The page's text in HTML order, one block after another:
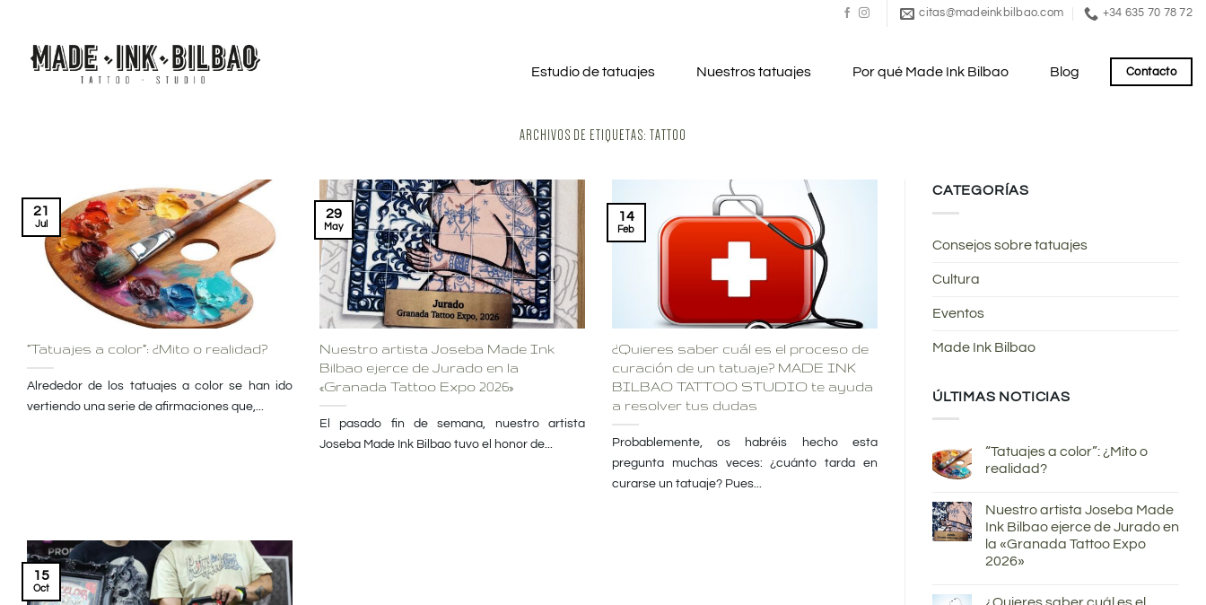
contenido
citas@madeinkbilbao.com +34 635 70 78 72
Estudio de tatuajes Nuestros tatuajes Por qué Made Ink Bilbao Blog Contacto
ARCHIVOS DE ETIQUETAS:TATTOO
“Tatuajes a color”: ¿Mito o realidad?
Alrededor de los tatuajes a color se han ido
vertiendo una serie de afirmaciones que,...
21
Jul
Nuestro artista Joseba Made Ink
Bilbao ejerce de Jurado en la
«Granada Tattoo Expo 2026»
El pasado fin de semana, nuestro artista
Joseba Made Ink Bilbao tuvo el honor de...
29
May
¿Quieres saber cuál es el proceso de
curación de un tatuaje? MADE INK
BILBAO TATTOO STUDIO te ayuda
a resolver tus dudas
Probablemente, os habréis hecho esta
pregunta muchas veces: ¿cuánto tarda en
curarse un tatuaje? Pues...
14
Feb
15
Oct
CATEGORÍAS
Consejos sobre tatuajes
Cultura
Eventos
Made Ink Bilbao
ÚLTIMAS NOTICIAS
“Tatuajes a color”: ¿Mito o
realidad?
Nuestro artista Joseba Made
Ink Bilbao ejerce de Jurado en
la «Granada Tattoo Expo
2026»